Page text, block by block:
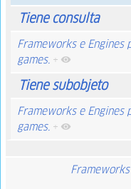
Tiene consulta
Frameworks e Engines
games. +
Tiene subobjeto
Frameworks e Engines
games. +